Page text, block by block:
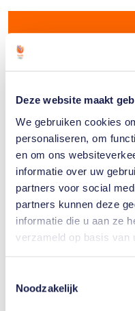
Deze website maakt
We gebruiken cookies
personaliseren, om
en om ons
informatie over uw
partners voor social
partners kunnen deze
informatie die u aan ze
verzameld op basis van
Noodzakelijk
Ontzettend
sporticonen
Directeur
Directeur
Cats licht
nieuwe
ervaringen met
Esther Vergeer